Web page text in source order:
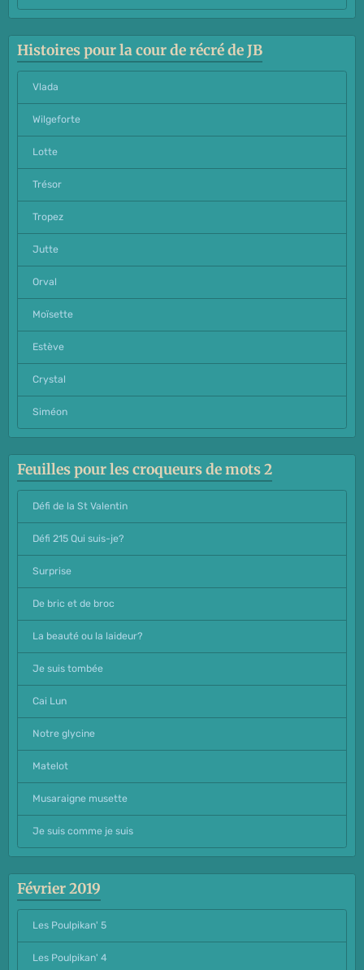
Histoires pour la cour de récré de JB
Vlada
Wilgeforte
Lotte
Trésor
Tropez
Jutte
Orval
Moïsette
Estève
Crystal
Siméon
Feuilles pour les croqueurs de mots 2
Défi de la St Valentin
Défi 215 Qui suis-je?
Surprise
De bric et de broc
La beauté ou la laideur?
Je suis tombée
Cai Lun
Notre glycine
Matelot
Musaraigne musette
Je suis comme je suis
Février 2019
Les Poulpikan' 5
Les Poulpikan' 4